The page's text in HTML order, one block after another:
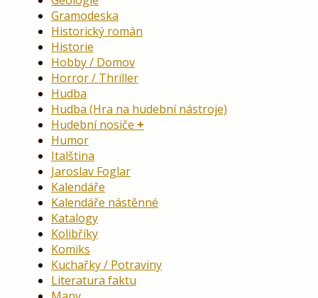
Gramodeska
Historický román
Historie
Hobby / Domov
Horror / Thriller
Hudba
Hudba (Hra na hudební nástroje)
Hudební nosiče
Humor
Italština
Jaroslav Foglar
Kalendáře
Kalendáře nástěnné
Katalogy
Kolibříky
Komiks
Kuchařky / Potraviny
Literatura faktu